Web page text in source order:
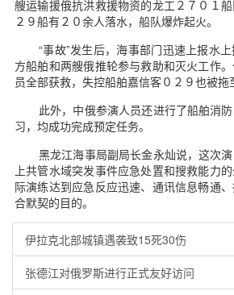
艘运输援俄抗洪救援物资的龙工２７０１
２９船有２０余人落水，船队爆炸起火。
“事故”发生后，海事部门迅速上报水
方船舶和两艘俄推轮参与救助和灭火工作
员全部获救，失控船舶嘉信客０２９也被拖
此外，中俄参演人员还进行了船舶消
习，均成功完成预定任务。
黑龙江海事局副局长金永灿说，这次
上共管水域突发事件应急处置和搜救能力
际演练达到应急反应迅速、通讯信息畅通
合默契的目的。
伊拉克北部城镇遇袭致15死30伤
张德江对俄罗斯进行正式友好访问